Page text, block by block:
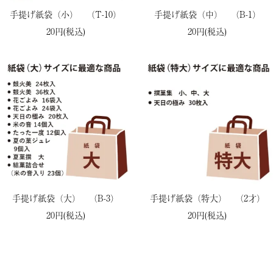
手提げ紙袋（小） （T-10）
20円(税込)
手提げ紙袋（中） （B-1）
20円(税込)
手提げ紙袋（大） （B-3）
20円(税込)
手提げ紙袋（特大） （2才）
20円(税込)